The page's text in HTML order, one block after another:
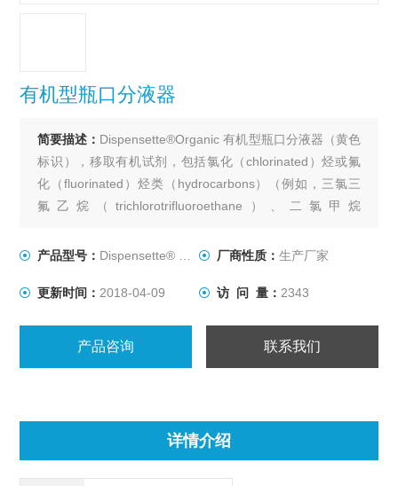
有机型瓶口分液器
简要描述： Dispensette®Organic 有机型瓶口分液器（黄色
标识），移取有机试剂，包括氯化（chlorinated）烃或氟
化（fluorinated）烃类（hydrocarbons）（例如，三氯三
氟乙烷（trichlorotrifluoroethane）、二氯甲烷
（HCl）、硝酸（HNO3）等）等的理想选择。
产品型号： Dispensette® Org 厂商性质： 生产厂家
更新时间：2018-04-09 访 问 量： 2343
产品咨询 联系我们
详情介绍